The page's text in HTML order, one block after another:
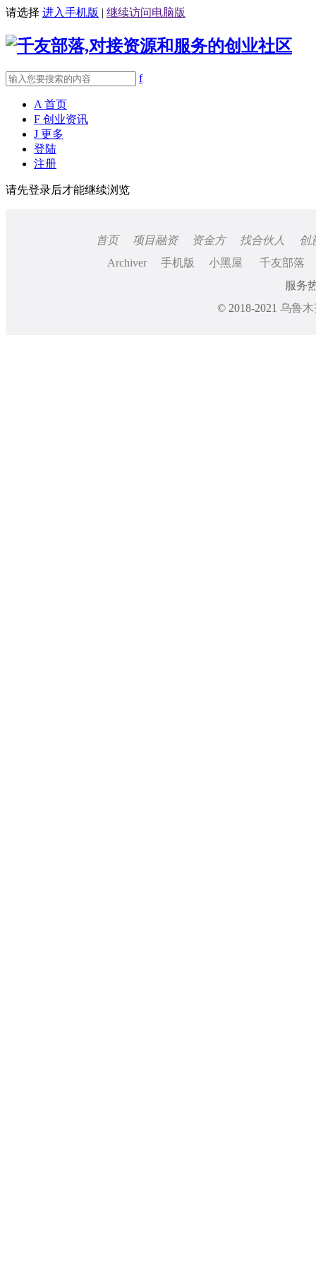
请选择 进入手机版 | 继续访问电脑版
f
A 首页
F 创业资讯
J 更多
登陆
注册
请先登录后才能继续浏览
首页 项目融资 资金方 找合伙人
创
Archiver
手机版 小黑屋
千友部落
服务
© 2018-2021 乌鲁